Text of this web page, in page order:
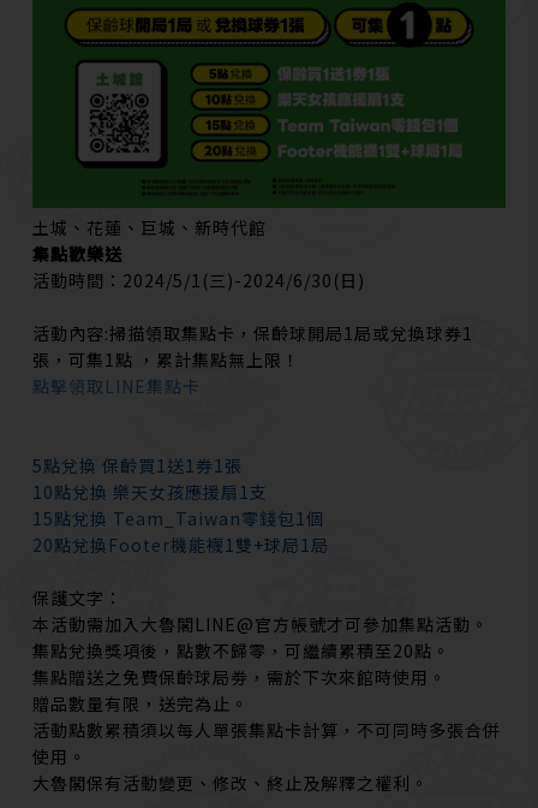
土城、花蓮、巨城、新時代館
集點歡樂送
活動時間：2024/5/1(三)-2024/6/30(日)
活動內容:掃描領取集點卡，保齡球開局1局或兌換球券1
張，可集1點 ，累計集點無上限！
點擊領取LINE集點卡
5點兌換 保齡買1送1券1張
10點兌換 樂天女孩應援扇1支
15點兌換 Team_Taiwan零錢包1個
20點兌換Footer機能襪1雙+球局1局
保護文字：
本活動需加入大魯閣LINE@官方帳號才可參加集點活動。
集點兌換獎項後，點數不歸零，可繼續累積至20點。
集點贈送之免費保齡球局劵，需於下次來館時使用。
贈品數量有限，送完為止。
活動點數累積須以每人單張集點卡計算，不可同時多張合併
使用。
大魯閣保有活動變更、修改、終止及解釋之權利。